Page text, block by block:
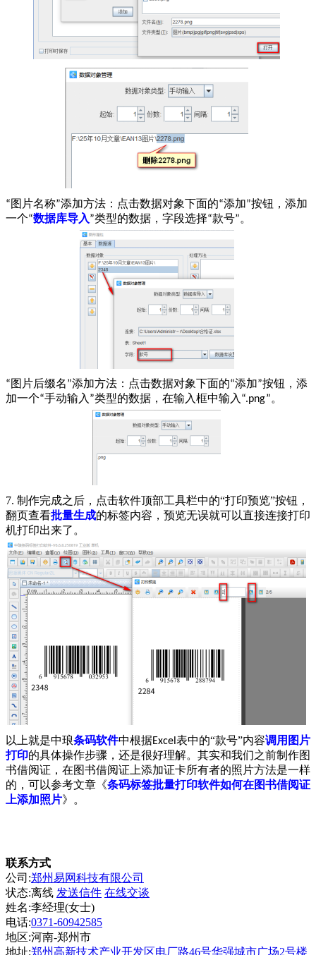
“图片名称”添加方法：点击数据对象下面的“添加”按钮，添加
一个“数据库导入”类型的数据，字段选择“款号”。
“图片后缀名”添加方法：点击数据对象下面的“添加”按钮，添
加一个“手动输入 ”类型的数据，在输入框中输入 “.png”。
7. 制作完成之后，点击软件顶部工具栏中的“打印预览”按钮，
翻页查看批量生成的标签内容，预览无误就可以直接连接打印
机打印出来了。
以上就是中琅条码软件中根据Excel 表中的“款号”内容调用图片
打印的具体操作步骤，还是很好理解。其实和我们之前制作图
书借阅证，在图书借阅证上添加证卡所有者的照片方法是一样
的，可以参考文章《条码标签批量打印软件如何在图书借阅证
上添加照片》。
联系方式
公司:郑州易网科技有限公司
状态:离线 发送信件 在线交谈
姓名:李经理(女士)
电话:0371-60942585
地区:河南-郑州市
地址:郑州高新技术产业开发区电厂路46号华强城市广场2号楼